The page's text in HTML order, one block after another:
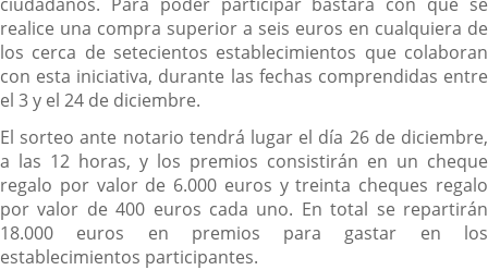
de
los
Deseos
realice una compra superior a seis euros en cualquiera de
los cerca de setecientos establecimientos que colaboran
con esta iniciativa, durante las fechas comprendidas entre
el 3 y el 24 de diciembre.
El sorteo ante notario tendrá lugar el día 26 de diciembre,
a las 12 horas, y los premios consistirán en un cheque
regalo por valor de 6.000 euros y treinta cheques regalo
por valor de 400 euros cada uno. En total se repartirán
18.000 euros en premios para gastar en los
establecimientos participantes.